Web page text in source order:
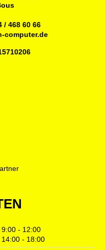
/ 468 60 66
computer.de
9:00 - 12:00
14:00 - 18:00